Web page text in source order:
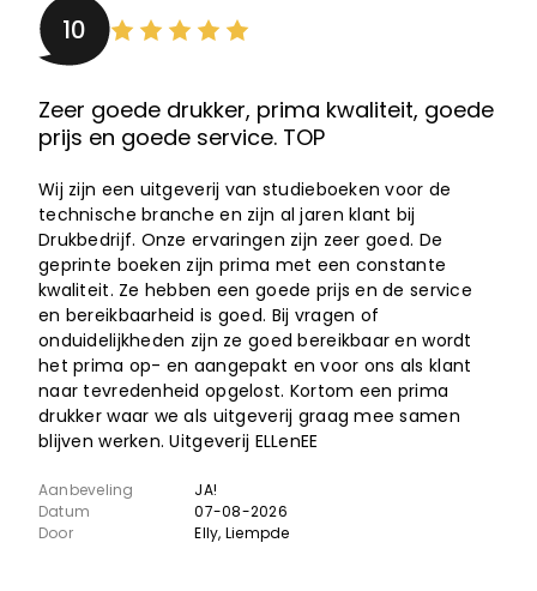
10
Zeer goede drukker, prima kwaliteit, goede
prijs en goede service. TOP
Wij zijn een uitgeverij van studieboeken voor de
technische branche en zijn al jaren klant bij
Drukbedrijf. Onze ervaringen zijn zeer goed. De
geprinte boeken zijn prima met een constante
kwaliteit. Ze hebben een goede prijs en de service
en bereikbaarheid is goed. Bij vragen of
onduidelijkheden zijn ze goed bereikbaar en wordt
het prima op- en aangepakt en voor ons als klant
naar tevredenheid opgelost. Kortom een prima
drukker waar we als uitgeverij graag mee samen
blijven werken. Uitgeverij ELLenEE
Aanbeveling
JA!
Datum
07-08-2026
Door
Elly, Liempde